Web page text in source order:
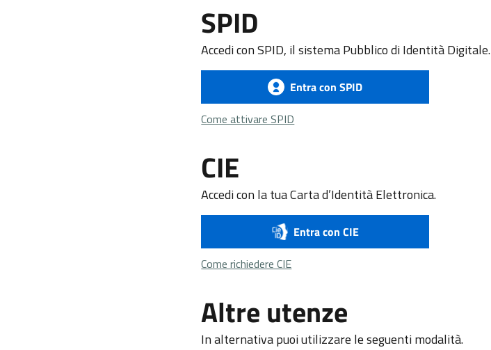
SPID
Accedi con SPID, il sistema Pubblico di Identità Digitale.
Entra con SPID
Come attivare SPID
CIE
Accedi con la tua Carta d’Identità Elettronica.
Entra con CIE
Come richiedere CIECome richiedere CIE
Altre utenze
In alternativa puoi utilizzare le seguenti modalità.